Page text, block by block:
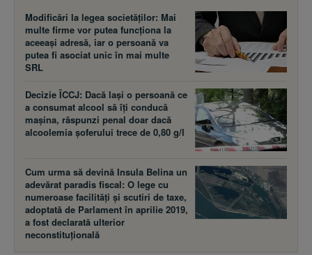
Modificări la legea societăţilor: Mai
multe firme vor putea funcţiona la
aceeaşi adresă, iar o persoană va
putea fi asociat unic în mai multe
SRL
Decizie ÎCCJ: Dacă laşi o persoană ce
a consumat alcool să îţi conducă
maşina, răspunzi penal doar dacă
alcoolemia şoferului trece de 0,80 g/l
Cum urma să devină Insula Belina un
adevărat paradis fiscal: O lege cu
numeroase facilităţi şi scutiri de taxe,
adoptată de Parlament în aprilie 2019,
a fost declarată ulterior
neconstituţională